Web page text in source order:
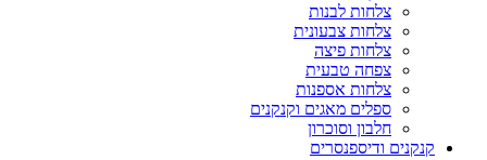
צלחות לבנות
צלחות צבעונית
צלחות פיצה
צפחה טבעית
צלחות אספנות
ספלים מאגים וקנקנים
חלבון וסוכרון
קנקנים ודיספנסרים